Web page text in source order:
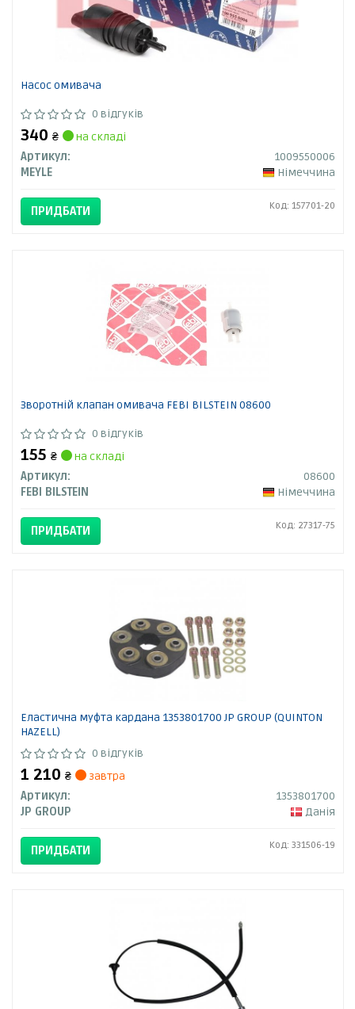
Насос омивача
0 відгуків
340 ₴
на складі
Артикул:
1009550006
MEYLE
Німеччина
ПРИДБАТИ Код: 157701-20
Зворотній клапан омивача FEBI BILSTEIN 08600
0 відгуків
155 ₴
на складі
Артикул:
08600
FEBI BILSTEIN
Німеччина
ПРИДБАТИ Код: 27317-75
Еластична муфта кардана 1353801700 JP GROUP (QUINTON
HAZELL)
0 відгуків
1 210 ₴
завтра
Артикул:
1353801700
JP GROUP
Данія
ПРИДБАТИ Код: 331506-19